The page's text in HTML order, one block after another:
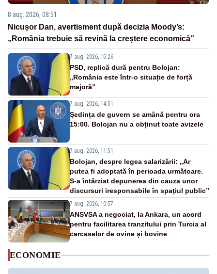
8 aug. 2026, 08:51
Nicușor Dan, avertisment după decizia Moody’s:
„România trebuie să revină la creștere economică”
7 aug. 2026, 15:26
PSD, replică dură pentru Bolojan:
„România este într-o situație de forță
majoră”
7 aug. 2026, 14:51
Ședința de guvern se amână pentru ora
15:00. Bolojan nu a obținut toate avizele
7 aug. 2026, 11:51
Bolojan, despre legea salarizării: „Ar
putea fi adoptată în perioada următoare.
S-a întârziat depunerea din cauza unor
discursuri iresponsabile în spaţiul public”
7 aug. 2026, 10:57
ANSVSA a negociat, la Ankara, un acord
pentru facilitarea tranzitului prin Turcia al
carcaselor de ovine și bovine
ECONOMIE